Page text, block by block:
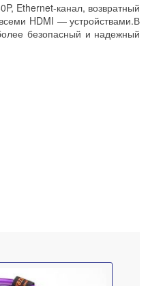
Ethernet-канал, возвратный
HDMI — устройствами.В
безопасный и надежный